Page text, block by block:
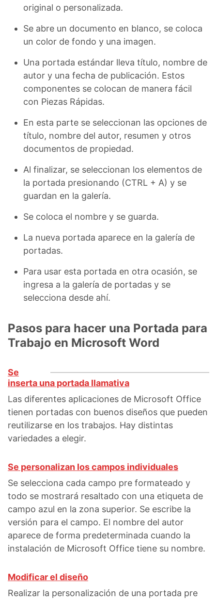
original o personalizada.
Se abre un documento en blanco, se coloca
un color de fondo y una imagen.
Una portada estándar lleva título, nombre de
autor y una fecha de publicación. Estos
componentes se colocan de manera fácil
con Piezas Rápidas.
En esta parte se seleccionan las opciones de
título, nombre del autor, resumen y otros
documentos de propiedad.
Al finalizar, se seleccionan los elementos de
la portada presionando (CTRL + A) y se
guardan en la galería.
Se coloca el nombre y se guarda.
La nueva portada aparece en la galería de
portadas.
Para usar esta portada en otra ocasión, se
ingresa a la galería de portadas y se
selecciona desde ahí.
Pasos para hacer una Portada para
Trabajo en Microsoft Word
Se
inserta una portada llamativa
Las diferentes aplicaciones de Microsoft Office
tienen portadas con buenos diseños que pueden
reutilizarse en los trabajos. Hay distintas
variedades a elegir.
Se personalizan los campos individuales
Se selecciona cada campo pre formateado y
todo se mostrará resaltado con una etiqueta de
campo azul en la zona superior. Se escribe la
versión para el campo. El nombre del autor
aparece de forma predeterminada cuando la
instalación de Microsoft Office tiene su nombre.
Modificar el diseño
Realizar la personalización de una portada pre